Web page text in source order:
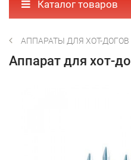
Каталог товаров
АППАРАТЫ ДЛЯ ХОТ-ДОГОВ
Аппарат для хот-